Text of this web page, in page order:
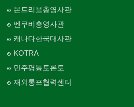
몬트리올총영사관
벤쿠버총영사관
캐나다한국대사관
KOTRA
민주평통토론토
재외통포협력센터